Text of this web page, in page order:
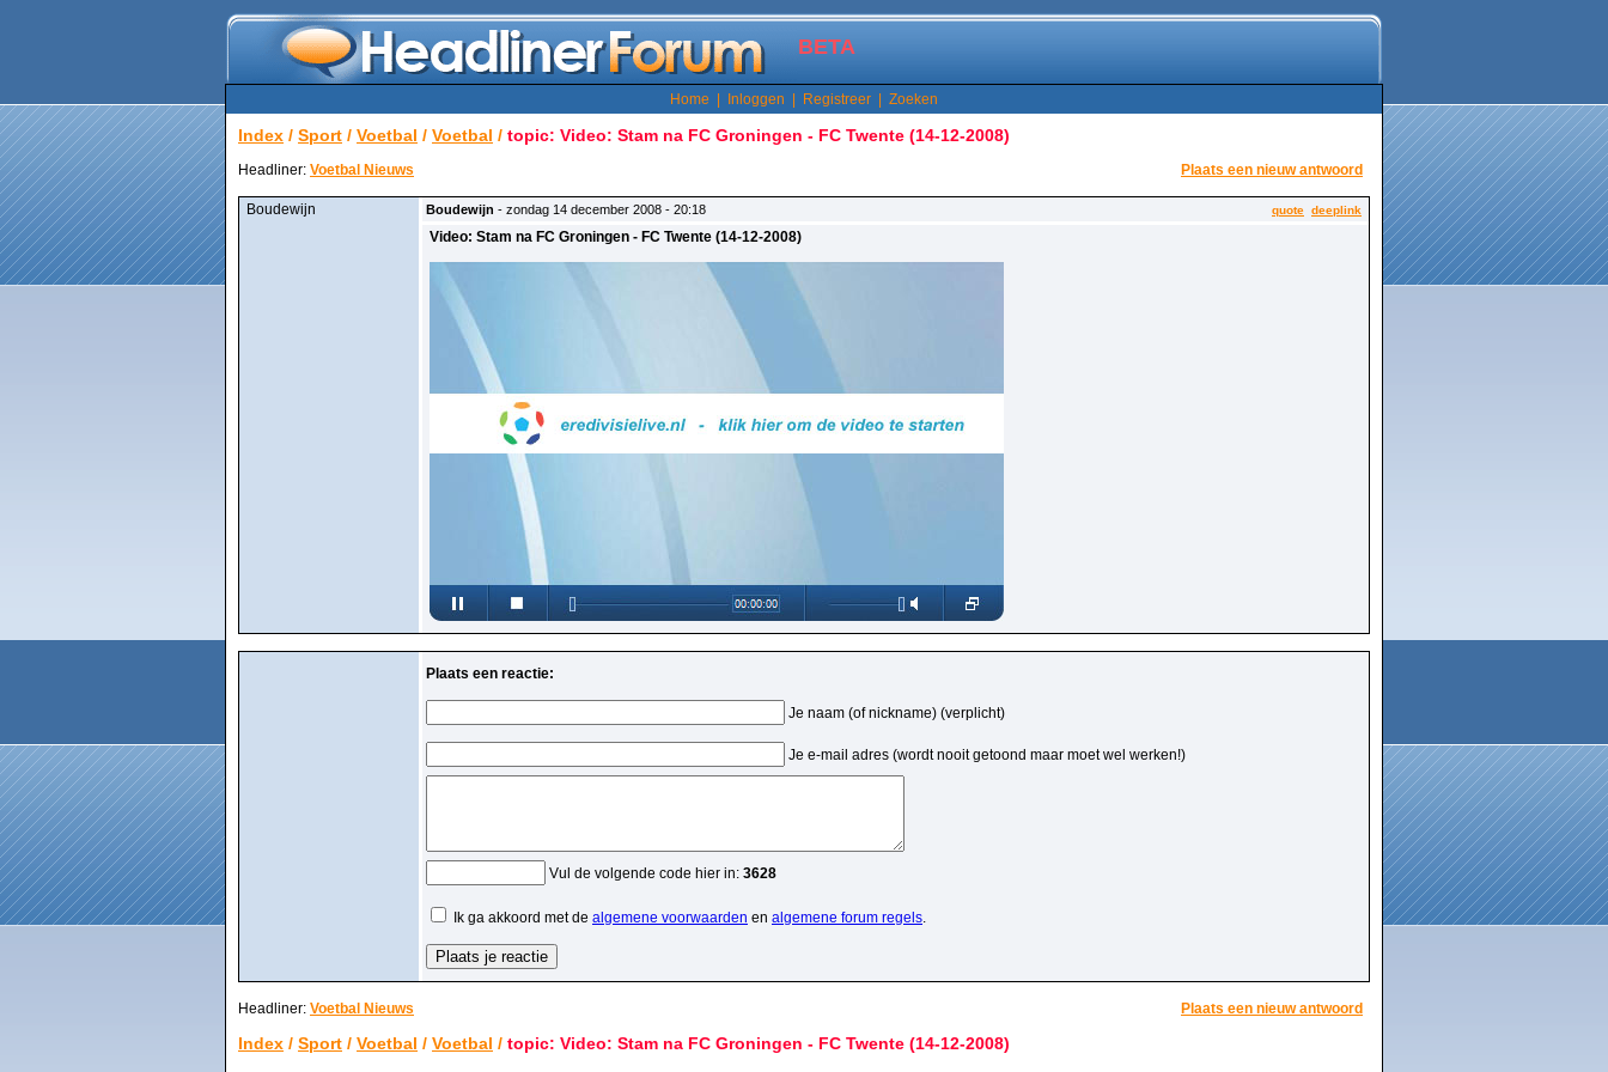
BETA
Home Inloggen Registreer Zoeken
Index / Sport / Voetbal / Voetbal / topic: Video: Stam na FC Groningen - FC Twente (14-12-2008)
Headliner: Voetbal Nieuws Plaats een nieuw antwoord
Boudewijn Boudewijn - zondag 14 december 2008 - 20:18 quote deeplink
Video: Stam na FC Groningen - FC Twente (14-12-2008)
Plaats een reactie:
Je naam (of nickname) (verplicht)
Je e-mail adres (wordt nooit getoond maar moet wel werken!)
Vul de volgende code hier in: 3628
Ik ga akkoord met de algemene voorwaarden en algemene forum regels.
Headliner: Voetbal Nieuws Plaats een nieuw antwoord
Index / Sport / Voetbal / Voetbal / topic: Video: Stam na FC Groningen - FC Twente (14-12-2008)